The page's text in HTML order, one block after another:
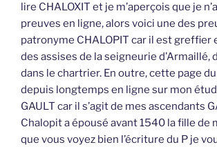
lire CHALOXIT et je m’aperçois que je
preuves en ligne, alors voici une des
patronyme CHALOPIT car il est greffier
des assises de la seigneurie d’Armaillé,
dans le chartrier. En outre, cette page
depuis longtemps en ligne sur mon
GAULT car il s’agit de mes ascendants
Chalopit a épousé avant 1540 la fille de
que vous voyez bien l’écriture du P je